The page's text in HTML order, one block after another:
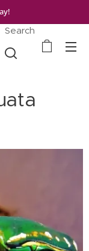
Search